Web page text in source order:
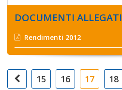
DOCUMENTI ALLEGATI
Rendimenti 2012
15 16 17 18